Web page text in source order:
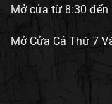
Mở cửa từ 8:30 đến
Mở Cửa Cả Thứ 7